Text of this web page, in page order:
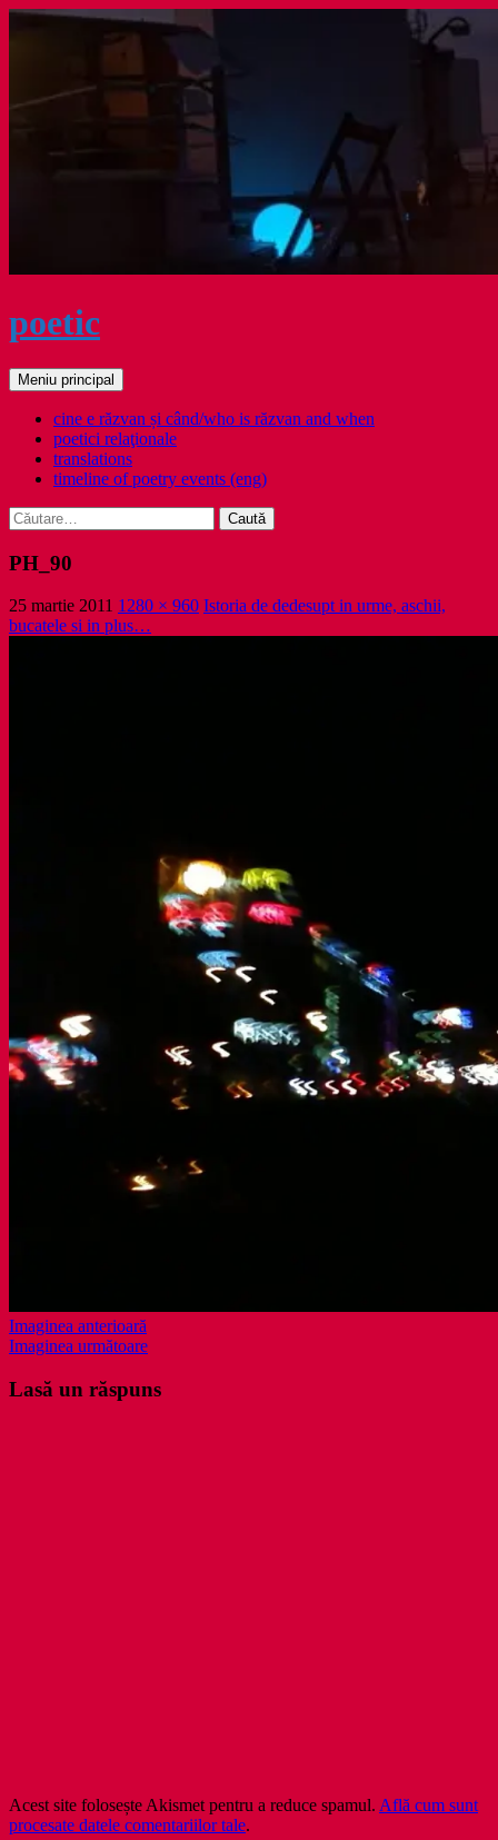
Sari
poetic
Caută
Meniu principal
cine e răzvan și când/who is răzvan and when
poetici relaţionale
translations
timeline of poetry events (eng)
Caută
după:
PH_90
25 martie 2011 1280 × 960 Istoria de dedesupt in urme, aschii,
bucatele si in plus…
Imaginea anterioară
Imaginea următoare
Lasă un răspuns
Acest site folosește Akismet pentru a reduce spamul. Află cum sunt
procesate datele comentariilor tale.